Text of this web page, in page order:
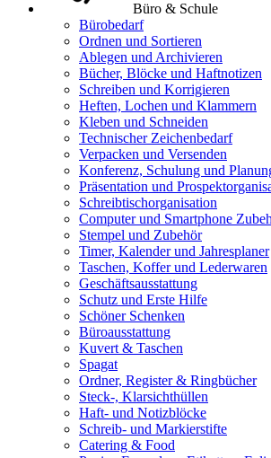
Büro & Schule
Bürobedarf
Ordnen und Sortieren
Ablegen und Archivieren
Bücher, Blöcke und Haftnotizen
Schreiben und Korrigieren
Heften, Lochen und Klammern
Kleben und Schneiden
Technischer Zeichenbedarf
Verpacken und Versenden
Konferenz, Schulung und
Präsentation und
Schreibtischorganisation
Computer und Smartphone
Stempel und Zubehör
Timer, Kalender und Jahresplaner
Taschen, Koffer und Lederwaren
Geschäftsausstattung
Schutz und Erste Hilfe
Schöner Schenken
Büroausstattung
Kuvert & Taschen
Spagat
Ordner, Register & Ringbücher
Steck-, Klarsichthüllen
Haft- und Notizblöcke
Schreib- und Markierstifte
Catering & Food